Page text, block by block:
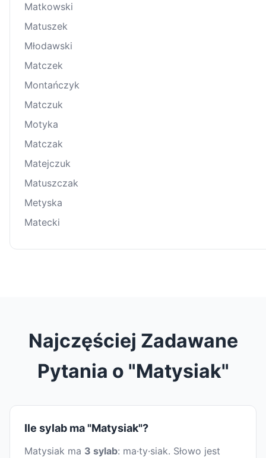
Matkowski
Matuszek
Młodawski
Matczek
Montańczyk
Matczuk
Motyka
Matczak
Matejczuk
Matuszczak
Metyska
Matecki
Najczęściej Zadawane
Pytania o "Matysiak"
Ile sylab ma "Matysiak"?
Matysiak ma 3 sylab: ma·ty·siak. Słowo jest